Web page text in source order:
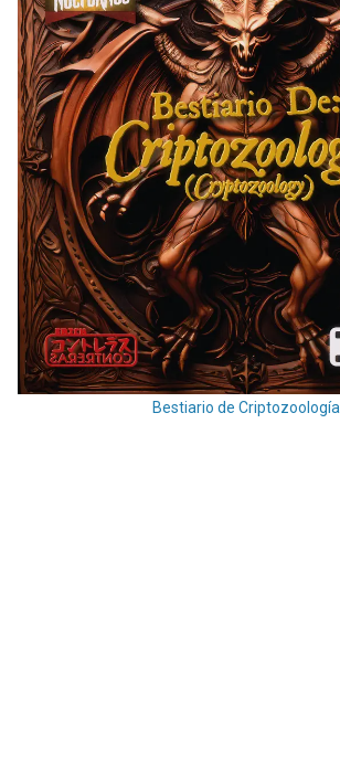
Bestiario de Criptozoología.